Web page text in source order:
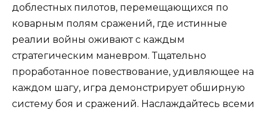
доблестных пилотов, перемещающихся по
коварным полям сражений, где истинные
реалии войны оживают с каждым
стратегическим маневром. Тщательно
проработанное повествование, удивляющее на
каждом шагу, игра демонстрирует обширную
систему боя и сражений. Наслаждайтесь всеми